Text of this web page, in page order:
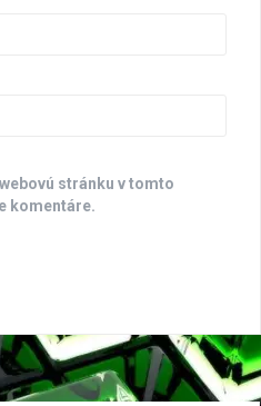
stránku v tomto
komentáre.